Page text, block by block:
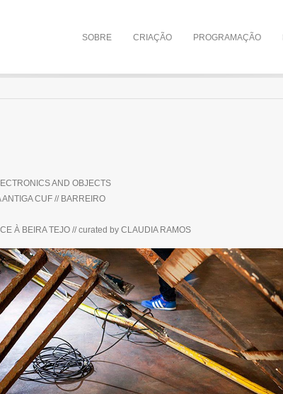
SOBRE CRIAÇÃO PROGRAMAÇÃO
AND OBJECTS
CUF // BARREIRO
À BEIRA TEJO // curated by CLAUDIA RAMOS